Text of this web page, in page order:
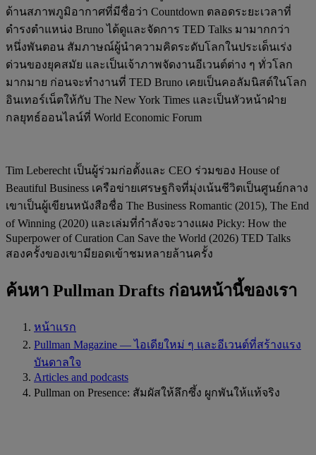
ด้านสภาพภูมิอากาศที่มีชื่อว่า Countdown ตลอดระยะเวลาที่
ดำรงตำแหน่ง Bruno ได้ดูและจัดการ TED Talks มามากกว่า
หนึ่งพันตอน สัมภาษณ์ผู้นำความคิดระดับโลกในประเด็นเร่ง
ด่วนของยุคสมัย และเป็นเจ้าภาพจัดงานอีเวนต์ต่าง ๆ ทั่วโลก
มากมาย ก่อนจะทำงานที่ TED Bruno เคยเป็นคอลัมนิสต์ในโลก
อินเทอร์เน็ตให้กับ The New York Times และเป็นหัวหน้าฝ่าย
กลยุทธ์ออนไลน์ที่ World Economic Forum
Tim Leberecht เป็นผู้ร่วมก่อตั้งและ CEO ร่วมของ House of
Beautiful Business เครือข่ายเศรษฐกิจที่มุ่งเน้นชีวิตเป็นศูนย์กลาง
เขาเป็นผู้เขียนหนังสือชื่อ The Business Romantic (2015), The End
of Winning (2020) และเล่มที่กำลังจะวางแผง Picky: How the
Superpower of Curation Can Save the World (2026) TED Talks
สองครั้งของเขามียอดเข้าชมหลายล้านครั้ง
ค้นหา Pullman Drafts ก่อนหน้านี้ของเรา
หน้าแรก
Pullman Magazine — ไอเดียใหม่ ๆ และอีเวนต์ที่สร้างแรง
บันดาลใจ
Articles and podcasts
Pullman on Presence: สัมผัสให้ลึกซึ้ง ผูกพันให้แท้จริง